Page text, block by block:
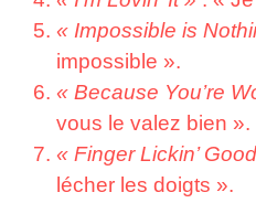
« Impossible is
impossible ».
« Because You’re
vous le valez bien ».
« Finger Lickin’
lécher les doigts ».